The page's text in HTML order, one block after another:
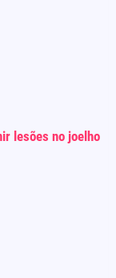
lesões no joelho